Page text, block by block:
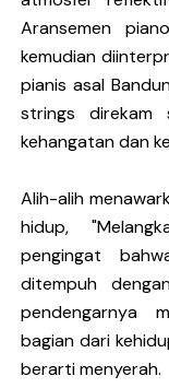
Aransemen
kemudian
pianis asal
strings direkam
kehangatan dan
Alih-alih
hidup,
pengingat
ditempuh
pendengarnya
bagian dari
berarti menyerah.